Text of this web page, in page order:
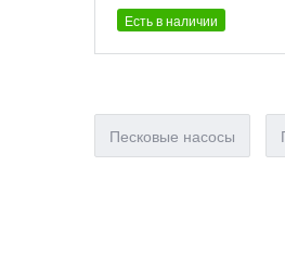
Есть в наличии
Песковые насосы